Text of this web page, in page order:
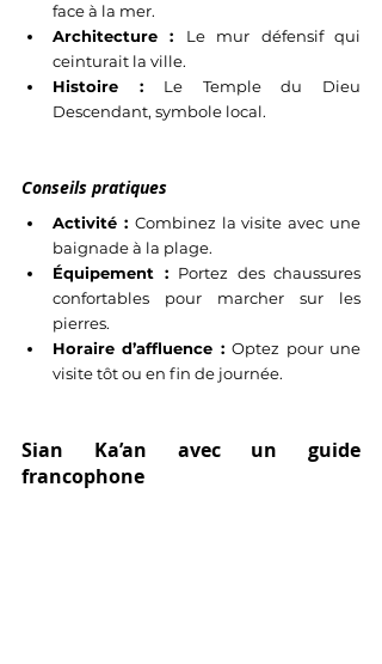
face à la mer.
Architecture : Le mur défensif qui
ceinturait la ville.
Histoire : Le Temple du Dieu
Descendant, symbole local.
Conseils pratiques
Activité : Combinez la visite avec une
baignade à la plage.
Équipement : Portez des chaussures
confortables pour marcher sur les
pierres.
Horaire d’affluence : Optez pour une
visite tôt ou en fin de journée.
Sian Ka’an avec un guide
francophone